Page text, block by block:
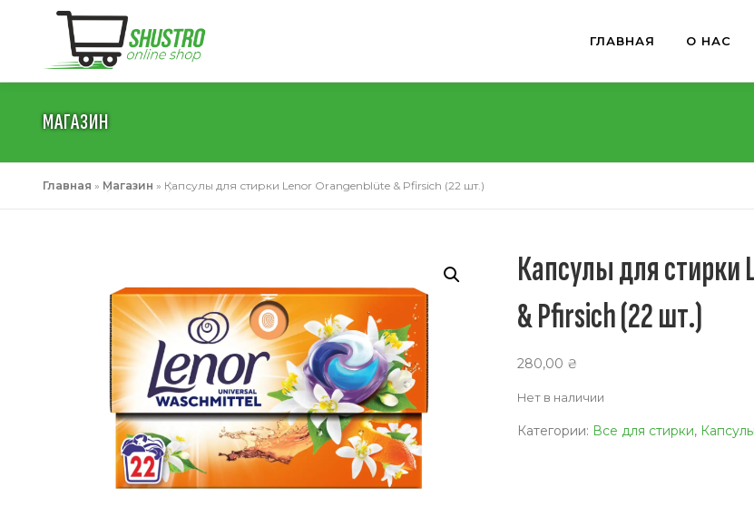
Перейти
содержимому
ГЛАВНАЯ О НАС
МАГАЗИН
Главная » Магазин » Капсулы для стирки Lenor Orangenblüte & Pfirsich (22 шт.)
Капсулы для стирки
& Pfirsich (22 шт.)
280,00 ₴
Нет в наличии
Категории: Все для стирки,